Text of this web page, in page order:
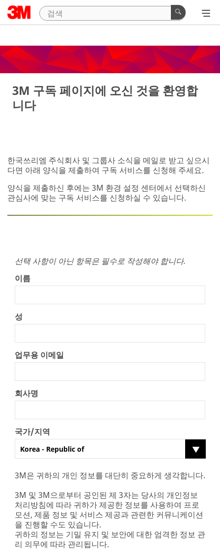
3M 구독 페이지에 오신 것을 환영합
니다
한국쓰리엠 주식회사 및 그룹사 소식을 메일로 받고 싶으시
다면 아래 양식을 제출하여 구독 서비스를 신청해 주세요.
양식을 제출하신 후에는 3M 환경 설정 센터에서 선택하신
관심사에 맞는 구독 서비스를 신청하실 수 있습니다.
선택 사항이 아닌 항목은 필수로 작성해야 합니다.
이름
성
업무용 이메일
회사명
국가/지역
Korea - Republic of
3M은 귀하의 개인 정보를 대단히 중요하게 생각합니다.
3M 및 3M으로부터 공인된 제 3자는 당사의 개인정보
처리방침에 따라 귀하가 제공한 정보를 사용하여 프로
모션, 제품 정보 및 서비스 제공과 관련한 커뮤니케이션
을 진행할 수도 있습니다.
귀하의 정보는 기밀 유지 및 보안에 대한 엄격한 정보 관
리 의무에 따라 관리됩니다.